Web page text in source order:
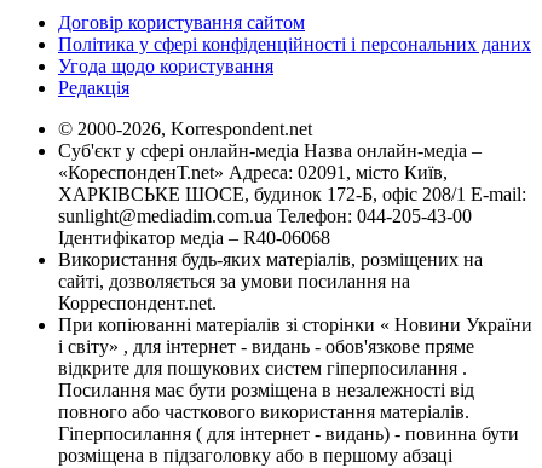
Договір користування сайтом
Політика у сфері конфіденційності і персональних даних
Угода щодо користування
Редакція
© 2000-2026, Korrespondent.net
Суб'єкт у сфері онлайн-медіа Назва онлайн-медіа –
«КореспонденТ.net» Адреса: 02091, місто Київ,
ХАРКІВСЬКЕ ШОСЕ, будинок 172-Б, офіс 208/1 E-mail:
sunlight@mediadim.com.ua Телефон: 044-205-43-00
Ідентифікатор медіа – R40-06068
Використання будь-яких матеріалів, розміщених на
сайті, дозволяється за умови посилання на
Корреспондент.net.
При копіюванні матеріалів зі сторінки « Новини України
і світу» , для інтернет - видань - обов'язкове пряме
відкрите для пошукових систем гіперпосилання .
Посилання має бути розміщена в незалежності від
повного або часткового використання матеріалів.
Гіперпосилання ( для інтернет - видань) - повинна бути
розміщена в підзаголовку або в першому абзаці